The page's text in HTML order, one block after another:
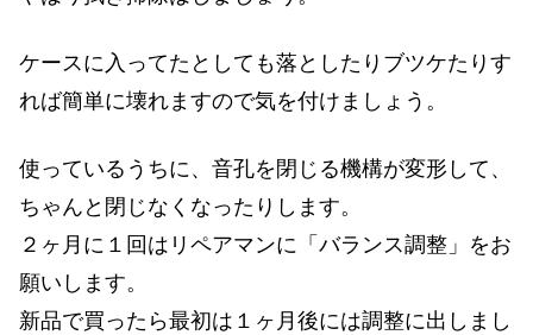
ケースに入ってたとしても落としたりブツケたりす
れば簡単に壊れますので気を付けましょう。
使っているうちに、音孔を閉じる機構が変形して、
ちゃんと閉じなくなったりします。
２ヶ月に１回はリペアマンに「バランス調整」をお
願いします。
新品で買ったら最初は１ヶ月後には調整に出しまし